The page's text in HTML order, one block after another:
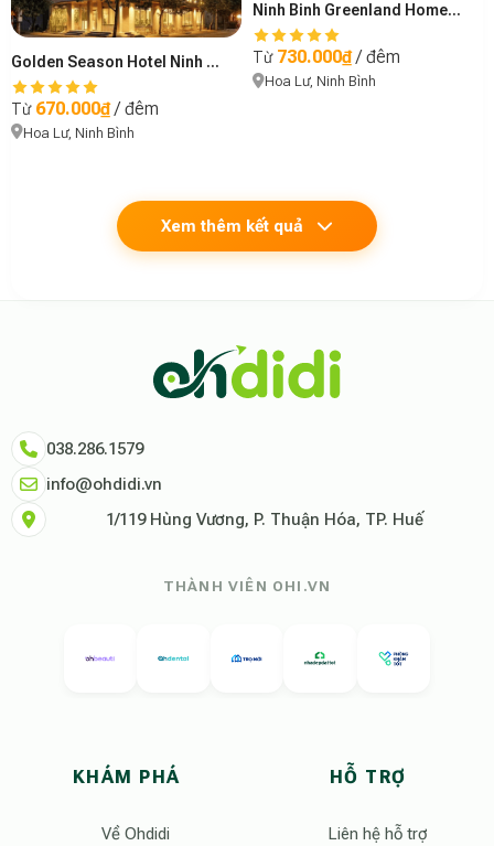
Golden Season Hotel Ninh Bình
Từ 670.000₫/ đêm
Hoa Lư, Ninh Bình
Ninh Binh Greenland Homestay
Từ 730.000₫/ đêm
Hoa Lư, Ninh Bình
Xem thêm kết quả
"Tại Ohdidi, chúng tôi không chỉ cung cấp chỗ ở, chúng tôi cung
Tham khảo thêm tại:Ohdidi Facebook Official
038.286.1579
info@ohdidi.vn
1/119 Hùng Vương, P. Thuận Hóa, TP. Huế
THÀNH VIÊN OHI.VN
KHÁM PHÁ
Về Ohdidi
HỖ TRỢ
Liên hệ hỗ trợ